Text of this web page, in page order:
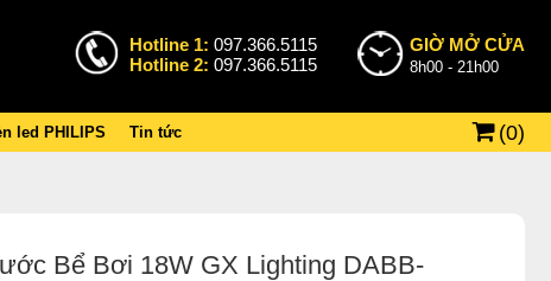
Hotline 1: 097.366.5115
Hotline 2: 097.366.5115
GIỜ MỞ CỬA
8h00 - 21h00
led PHILIPS Tin tức (0)
Bể Bơi 18W GX Lighting DABB-